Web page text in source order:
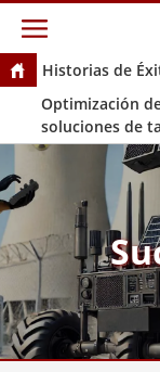
Historias de
Optimización
soluciones de